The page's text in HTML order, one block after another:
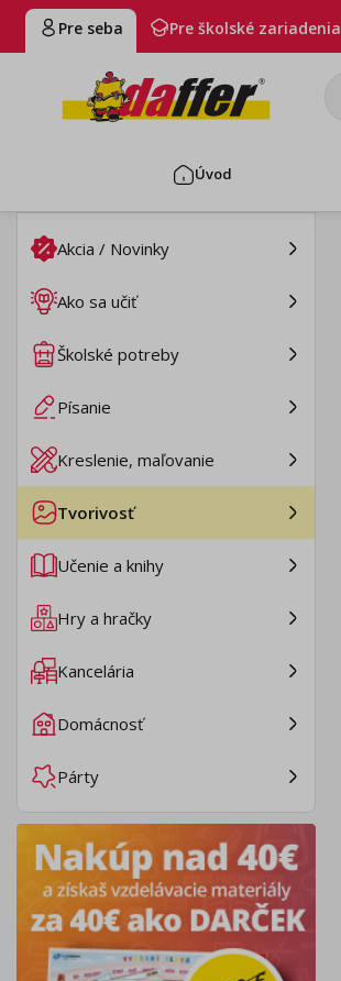
Pre seba Pre školské zariadenia
Úvod
Akcia / Novinky
Ako sa učiť
Školské potreby
Písanie
Kreslenie, maľovanie
Tvorivosť
Učenie a knihy
Hry a hračky
Kancelária
Domácnosť
Párty